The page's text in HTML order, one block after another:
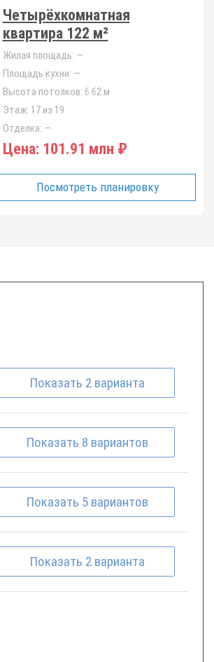
Четырёхкомнатная
квартира 122 м²
Жилая площадь: —
Площадь кухни: —
Высота потолков: 6.62 м
Этаж: 17 из 19
Отделка: —
Цена: 101.91 млн ₽
Посмотреть планировку
Показать 2 варианта
Показать 8 вариантов
Показать 5 вариантов
Показать 2 варианта